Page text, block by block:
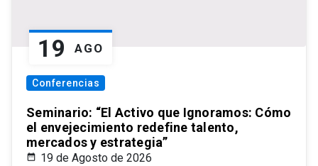
19 AGO
Conferencias
Seminario: “El Activo que Ignoramos: Cómo
el envejecimiento redefine talento,
mercados y estrategia”
19 de Agosto de 2026